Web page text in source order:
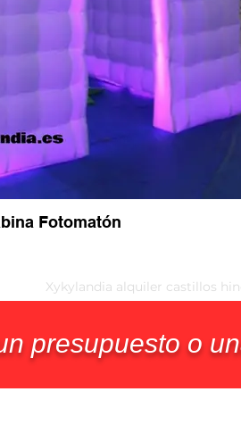
Fotomatón
Xykylandia alquiler castillos
presupuesto o